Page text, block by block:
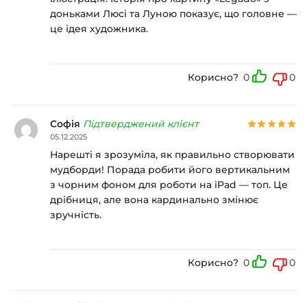
доньками Люсі та Луною показує, що головне —
це ідея художника.
Корисно? 0 0
Софія Підтверджений клієнт
05.12.2025
Нарешті я зрозуміла, як правильно створювати
мудборди! Порада робити його вертикальним
з чорним фоном для роботи на iPad — топ. Це
дрібниця, але вона кардинально змінює
зручність.
Корисно? 0 0